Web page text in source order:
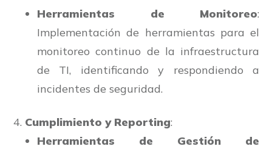
Herramientas de Monitoreo:
Implementación de herramientas para el
monitoreo continuo de la infraestructura
de TI, identificando y respondiendo a
incidentes de seguridad.
Cumplimiento y Reporting:
Herramientas de Gestión de